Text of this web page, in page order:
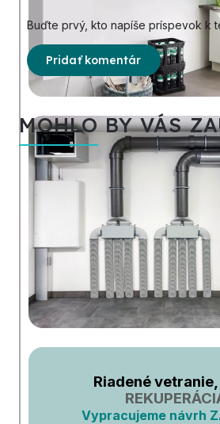
Buďte prvý, kto napíše príspevok k
Pridať komentár
MOHLO BY VÁS
Riadené
Vypracujeme návrh